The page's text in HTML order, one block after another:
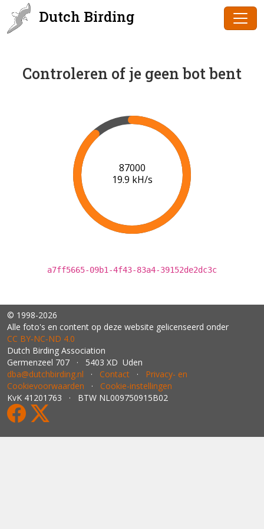
Dutch Birding
Controleren of je geen bot bent
89000
19.9 kH/s
a7ff5665-09b1-4f43-83a4-39152de2dc3c
© 1998-2026
Alle foto's en content op deze website gelicenseerd onder
CC BY‑NC‑ND 4.0
Dutch Birding Association
Germenzeel 707 · 5403 XD Uden
dba@dutchbirding.nl · Contact · Privacy- en
Cookievoorwaarden · Cookie-instellingen
KvK 41201763 · BTW NL009750915B02